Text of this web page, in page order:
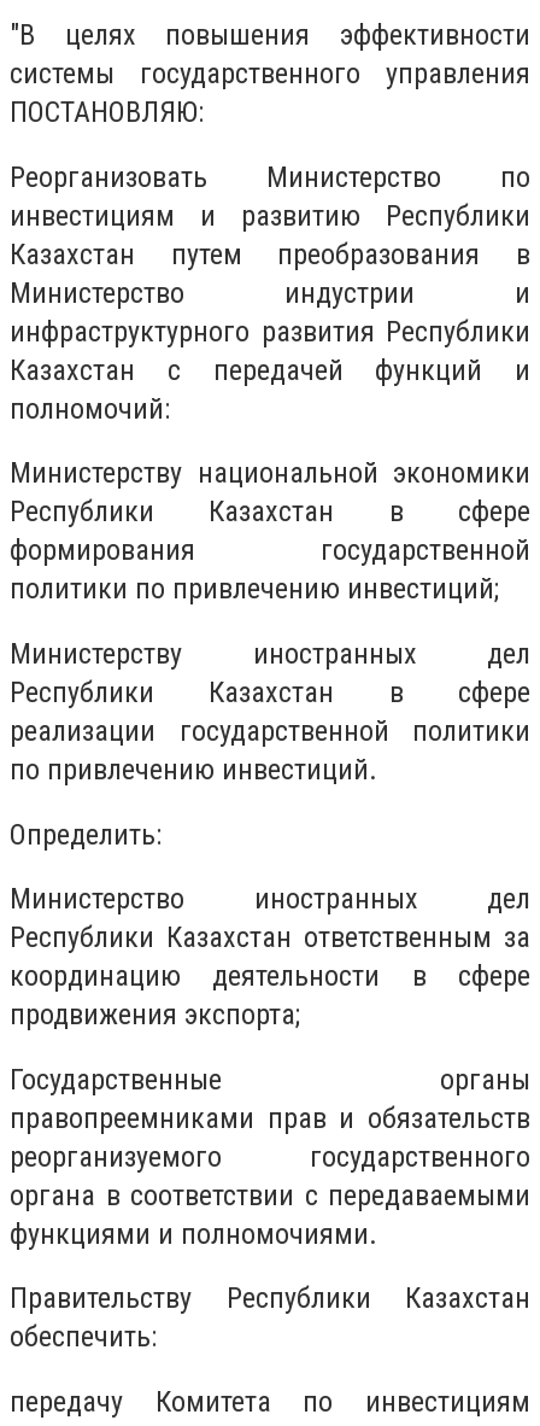
"В целях повышения эффективности
системы государственного управления
ПОСТАНОВЛЯЮ:
Реорганизовать Министерство по
инвестициям и развитию Республики
Казахстан путем преобразования в
Министерство индустрии и
инфраструктурного развития Республики
Казахстан с передачей функций и
полномочий:
Министерству национальной экономики
Республики Казахстан в сфере
формирования государственной
политики по привлечению инвестиций;
Министерству иностранных дел
Республики Казахстан в сфере
реализации государственной политики
по привлечению инвестиций.
Определить:
Министерство иностранных дел
Республики Казахстан ответственным за
координацию деятельности в сфере
продвижения экспорта;
Государственные органы
правопреемниками прав и обязательств
реорганизуемого государственного
органа в соответствии с передаваемыми
функциями и полномочиями.
Правительству Республики Казахстан
обеспечить:
передачу Комитета по инвестициям